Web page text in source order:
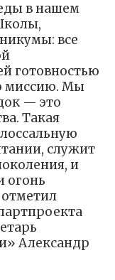
в нашем
все
готовностью
миссию. Мы
— это
Такая
служит
и
огонь
Александр